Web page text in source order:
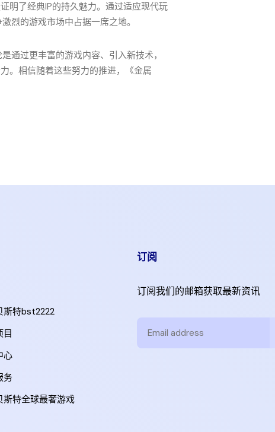
明了经典IP的持久魅力。通过适应现代玩
烈的游戏市场中占据一席之地。
通过更丰富的游戏内容、引入新技术，
。相信随着这些努力的推进，《金属
斯特bst2222
目
心
务
斯特全球最奢游戏
订阅
订阅我们的邮箱获取最新资讯